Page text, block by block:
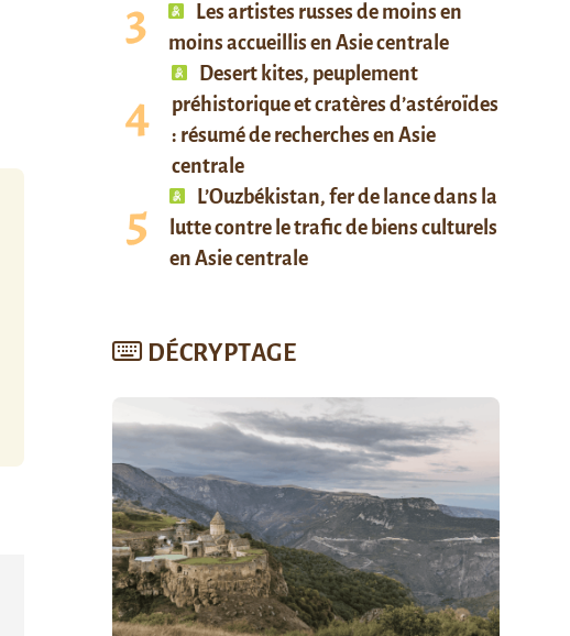
Les artistes russes de moins en
moins accueillis en Asie centrale
Desert kites, peuplement
préhistorique et cratères d’astéroïdes
: résumé de recherches en Asie
centrale
L’Ouzbékistan, fer de lance dans la
lutte contre le trafic de biens culturels
en Asie centrale
DÉCRYPTAGE